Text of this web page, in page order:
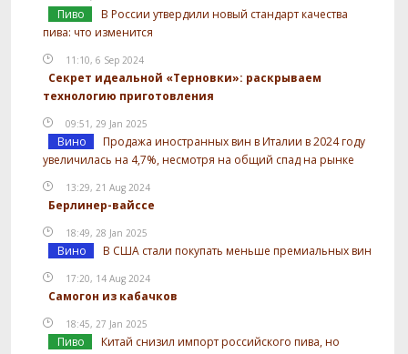
Пиво
В России утвердили новый стандарт качества
пива: что изменится
11:10, 6 Sep 2024
Секрет идеальной «Терновки»: раскрываем
технологию приготовления
09:51, 29 Jan 2025
Вино
Продажа иностранных вин в Италии в 2024 году
увеличилась на 4,7%, несмотря на общий спад на рынке
13:29, 21 Aug 2024
Берлинер-вайссе
18:49, 28 Jan 2025
Вино В США стали покупать меньше премиальных вин
17:20, 14 Aug 2024
Самогон из кабачков
18:45, 27 Jan 2025
Пиво
Китай снизил импорт российского пива, но